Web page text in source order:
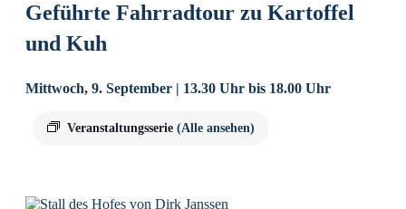
Geführte Fahrradtour zu Kartoffel
und Kuh
Mittwoch, 9. September | 13.30 Uhr bis 18.00 Uhr
Veranstaltungsserie (Alle ansehen)